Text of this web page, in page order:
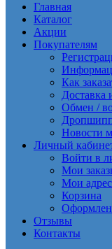
Главная
Каталог
Акции
Покупателям
Как
Доставка
Обмен /
Новости
Личный
Войти в
Мои
Мои
Корзина
Отзывы
Контакты